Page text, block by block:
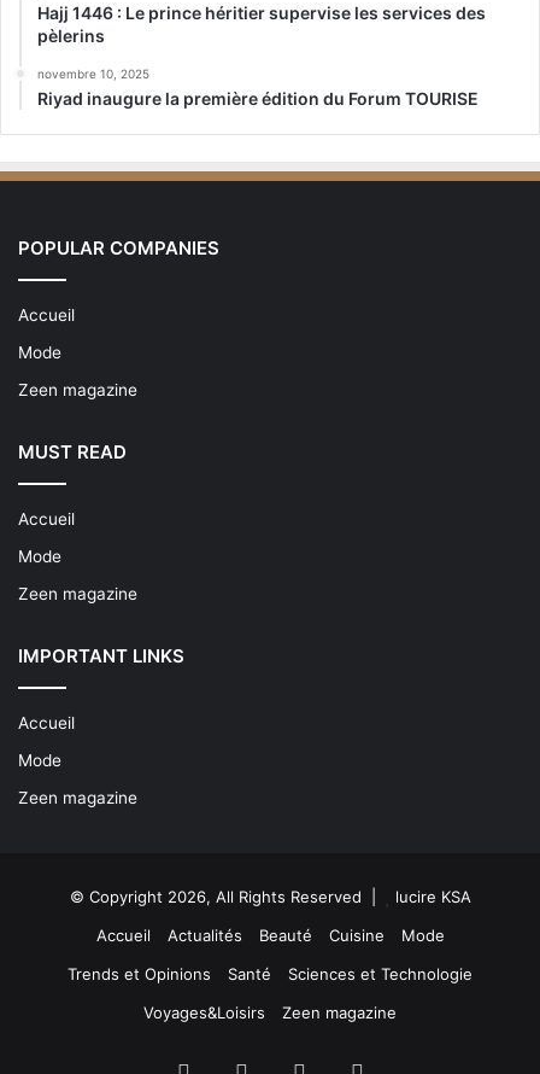
Hajj 1446 : Le prince héritier supervise les services des
pèlerins
novembre 10, 2025
Riyad inaugure la première édition du Forum TOURISE
POPULAR COMPANIES
Accueil
Mode
Zeen magazine
MUST READ
Accueil
Mode
Zeen magazine
IMPORTANT LINKS
Accueil
Mode
Zeen magazine
© Copyright 2026, All Rights Reserved |
lucire KSA
Accueil
Actualités Beauté Cuisine
Mode
Trends et Opinions
Santé
Sciences et Technologie
Voyages&Loisirs
Zeen magazine